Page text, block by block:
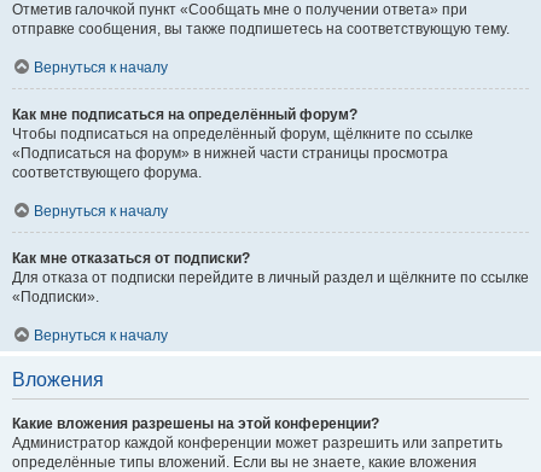
Отметив галочкой пункт «Сообщать мне о получении ответа» при
отправке сообщения, вы также подпишетесь на соответствующую тему.
Вернуться к началу
Как мне подписаться на определённый форум?
Чтобы подписаться на определённый форум, щёлкните по ссылке
«Подписаться на форум» в нижней части страницы просмотра
соответствующего форума.
Вернуться к началу
Как мне отказаться от подписки?
Для отказа от подписки перейдите в личный раздел и щёлкните по ссылке
«Подписки».
Вернуться к началу
Вложения
Какие вложения разрешены на этой конференции?
Администратор каждой конференции может разрешить или запретить
определённые типы вложений. Если вы не знаете, какие вложения